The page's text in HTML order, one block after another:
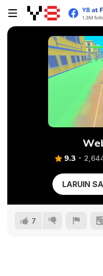
9.3
LARUIN
7